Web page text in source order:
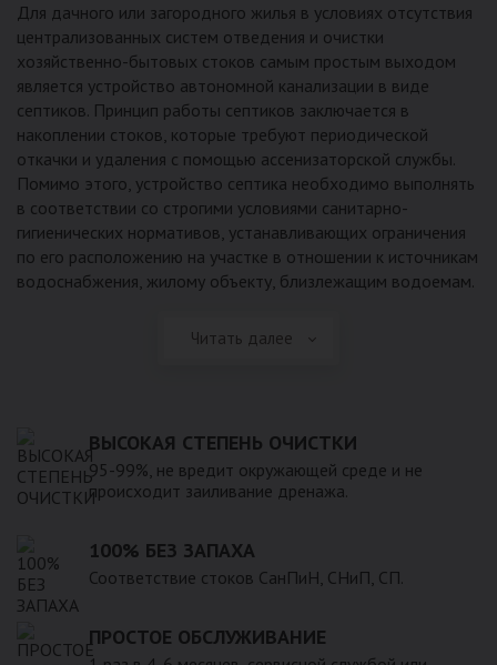
Для дачного или загородного жилья в условиях отсутствия
централизованных систем отведения и очистки
хозяйственно-бытовых стоков самым простым выходом
является устройство автономной канализации в виде
септиков. Принцип работы септиков заключается в
накоплении стоков, которые требуют периодической
откачки и удаления с помощью ассенизаторской службы.
Помимо этого, устройство септика необходимо выполнять
в соответствии со строгими условиями санитарно-
гигиенических нормативов, устанавливающих ограничения
по его расположению на участке в отношении к источникам
водоснабжения, жилому объекту, близлежащим водоемам.
Читать далее
ВЫСОКАЯ СТЕПЕНЬ ОЧИСТКИ
95-99%, не вредит окружающей среде и не
происходит заиливание дренажа.
100% БЕЗ ЗАПАХА
Соответствие стоков СанПиН, СНиП, СП.
ПРОСТОЕ ОБСЛУЖИВАНИЕ